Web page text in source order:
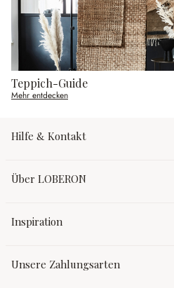
Teppich-Guide
Mehr entdecken
Hilfe & Kontakt
Über LOBERON
Inspiration
Unsere Zahlungsarten